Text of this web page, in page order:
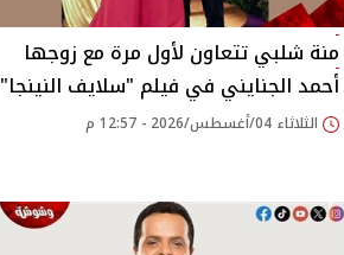
منة شلبي تتعاون لأول مرة مع زوجها
أحمد الجنايني في فيلم "سلايف النينجا"
الثلاثاء 04/أغسطس/2026 - 12:57 م